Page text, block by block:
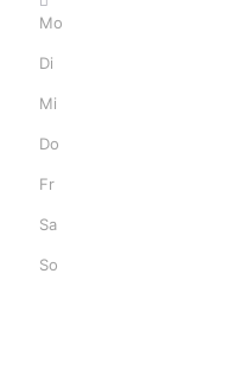
Mo
Di
Mi
Do
Fr
Sa
So